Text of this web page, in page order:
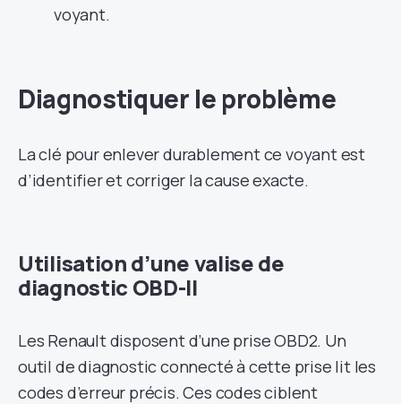
voyant.
Diagnostiquer le problème
La clé pour enlever durablement ce voyant est
d’identifier et corriger la cause exacte.
Utilisation d’une valise de
diagnostic OBD-II
Les Renault disposent d’une prise OBD2. Un
outil de diagnostic connecté à cette prise lit les
codes d’erreur précis. Ces codes ciblent